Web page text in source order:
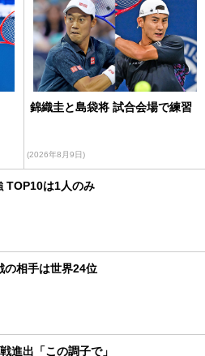
錦織圭と島袋将 試合会場で練習
(2026年8月9日)
TOP10は1人のみ
の相手は世界24位
進出「この調子で」